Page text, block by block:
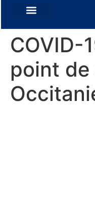
COVID-
point